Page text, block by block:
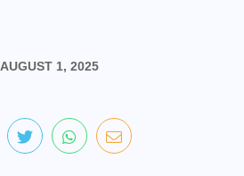
AUGUST 1, 2025